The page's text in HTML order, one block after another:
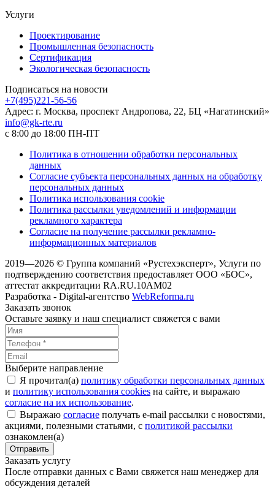
Услуги
Проектирование
Промышленная безопасность
Сертификация
Экологическая безопасность
Подписаться на новости
+7(495)221-56-56
Адрес: г. Москва, проспект Андропова, 22, БЦ «Нагатинский»
info@gk-rte.ru
с 8:00 до 18:00 ПН-ПТ
Политика в отношении обработки персональных
данных
Согласие субъекта персональных данных на обработку
персональных данных
Политика использования cookie
Политика рассылки уведомлений и информации
рекламного характера
Согласие на получение рассылки рекламно-
информационных материалов
2019—2026 © Группа компаний «Рустехэксперт», Услуги по
подтверждению соответствия предоставляет ООО «БОС»,
аттестат аккредитации RA.RU.10AM02
Разработка - Digital-агентство WebReforma.ru
Заказать звонок
Оставьте заявку и наш специалист свяжется с вами
Выберите направление
Я прочитал(а) политику обработки персональных данных
и политику использования cookies на сайте, и выражаю
согласие на их использование.
Выражаю согласие получать e-mail рассылки с новостями,
акциями, полезными статьями, с политикой рассылки
ознакомлен(а)
Отправить
Заказать услугу
После отправки данных с Вами свяжется наш менеджер для
обсуждения деталей